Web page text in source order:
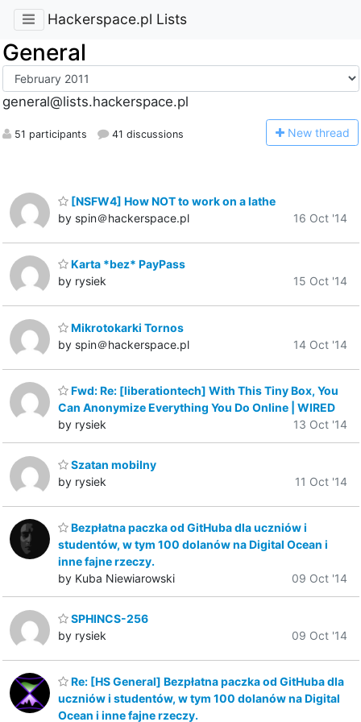
Hackerspace.pl Lists
General
general@lists.hackerspace.pl
51 participants 41 discussions New thread
[NSFW4] How NOT to work on a lathe
by spin＠hackerspace.pl
16 Oct '14
Karta *bez* PayPass
by rysiek
15 Oct '14
Mikrotokarki Tornos
by spin＠hackerspace.pl
14 Oct '14
Fwd: Re: [liberationtech] With This Tiny Box, You
Can Anonymize Everything You Do Online | WIRED
by rysiek
13 Oct '14
Szatan mobilny
by rysiek
11 Oct '14
Bezpłatna paczka od GitHuba dla uczniów i
studentów, w tym 100 dolanów na Digital Ocean i
inne fajne rzeczy.
by Kuba Niewiarowski
09 Oct '14
SPHINCS-256
by rysiek
09 Oct '14
Re: [HS General] Bezpłatna paczka od GitHuba dla
uczniów i studentów, w tym 100 dolanów na Digital
Ocean i inne fajne rzeczy.